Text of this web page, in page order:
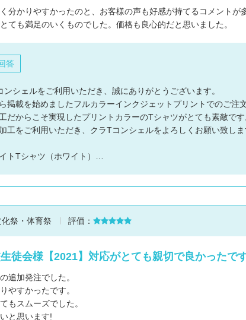
分かりやすかったのと、お客様の声も好感が持てるコメントが
ても満足のいくものでした。価格も良心的だと思いました。
答
ンシェルをご利用いただき、誠にありがとうございます。
掲載を始めましたフルカラーインクジェットプリントでのご注
だからこそ実現したプリントカラーのTシャツがとても素敵です
工をご利用いただき、クラTコンシェルをよろしくお願い致しま
トTシャツ（ホワイト）…
化祭・体育祭 評価：
徒会様【2021】対応がとても親切で良かったで
追加発注でした。
やすかったです。
もスムーズでした。
と思います!